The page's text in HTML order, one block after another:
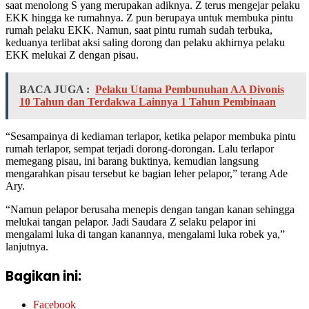
saat menolong S yang merupakan adiknya. Z terus mengejar pelaku
EKK hingga ke rumahnya. Z pun berupaya untuk membuka pintu
rumah pelaku EKK. Namun, saat pintu rumah sudah terbuka,
keduanya terlibat aksi saling dorong dan pelaku akhirnya pelaku
EKK melukai Z dengan pisau.
BACA JUGA : Pelaku Utama Pembunuhan AA Divonis
10 Tahun dan Terdakwa Lainnya 1 Tahun Pembinaan
“Sesampainya di kediaman terlapor, ketika pelapor membuka pintu
rumah terlapor, sempat terjadi dorong-dorongan. Lalu terlapor
memegang pisau, ini barang buktinya, kemudian langsung
mengarahkan pisau tersebut ke bagian leher pelapor,” terang Ade
Ary.
“Namun pelapor berusaha menepis dengan tangan kanan sehingga
melukai tangan pelapor. Jadi Saudara Z selaku pelapor ini
mengalami luka di tangan kanannya, mengalami luka robek ya,”
lanjutnya.
Bagikan ini:
Facebook